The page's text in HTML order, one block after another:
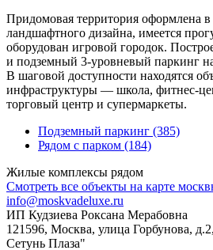
Придомовая территория оформлена
ландшафтного дизайна, имеется
оборудован игровой городок.
и подземный 3-уровневый паркинг
В шаговой доступности находятся
инфраструктуры — школа, фитнес-
торговый центр и супермаркеты.
Подземный паркинг (385)
Рядом с парком (184)
Жилые комплексы рядом
Смотреть все объекты на карте
info@moskvadeluxe.ru
ИП Кудзиева Роксана Мерабовна
121596, Москва, улица Горбунова,
Сетунь Плаза"